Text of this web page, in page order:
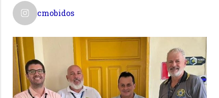
cmobidos